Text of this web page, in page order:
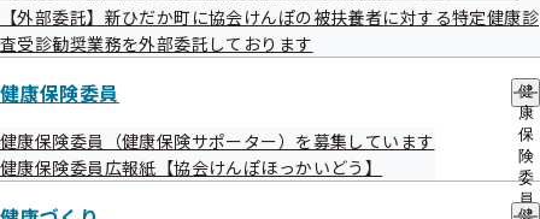
【外部委託】新ひだか町に協会けんぽの被扶養者に対する特定健康診
査受診勧奨業務を外部委託しております
健康保険委員
健
康
保
険
委
員
健康保険委員（健康保険サポーター）を募集しています
健康保険委員広報紙【協会けんぽほっかいどう】
健
北海道支部の健診・保健指導のご案内
【健診等のご案内】ご本人（被保険者）さま